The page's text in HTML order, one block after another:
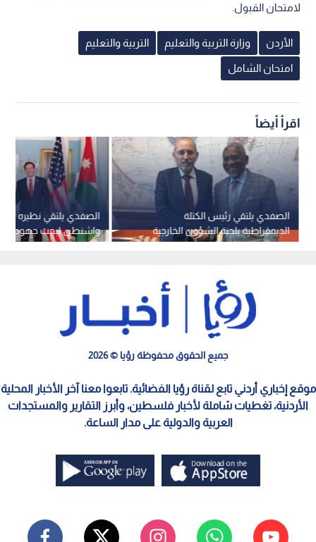
لامتحان القبول.
الأردن وزارة التربية والتعليم التربية والتعليم
امتحان الشامل
اقرأ أيضاً
الصفدي يلتقي نظيره
واشنطن لبحث جهود
المنطقة
الصفدي يلتقي رئيس الكتلة
الديمقراطية بلجنة الشؤون الخارجية
بمجلس النواب الأمريكي
جميع الحقوق محفوظة رؤيا © 2026
موقع إخباري أردني تابع لقناة رؤيا الفضائية. تابعوا معنا آخر الأخبار المحلية
الأردنية، تغطيات شاملة لأخبار فلسطين، وأبرز التقارير والمستجدات
العربية والدولية على مدار الساعة.